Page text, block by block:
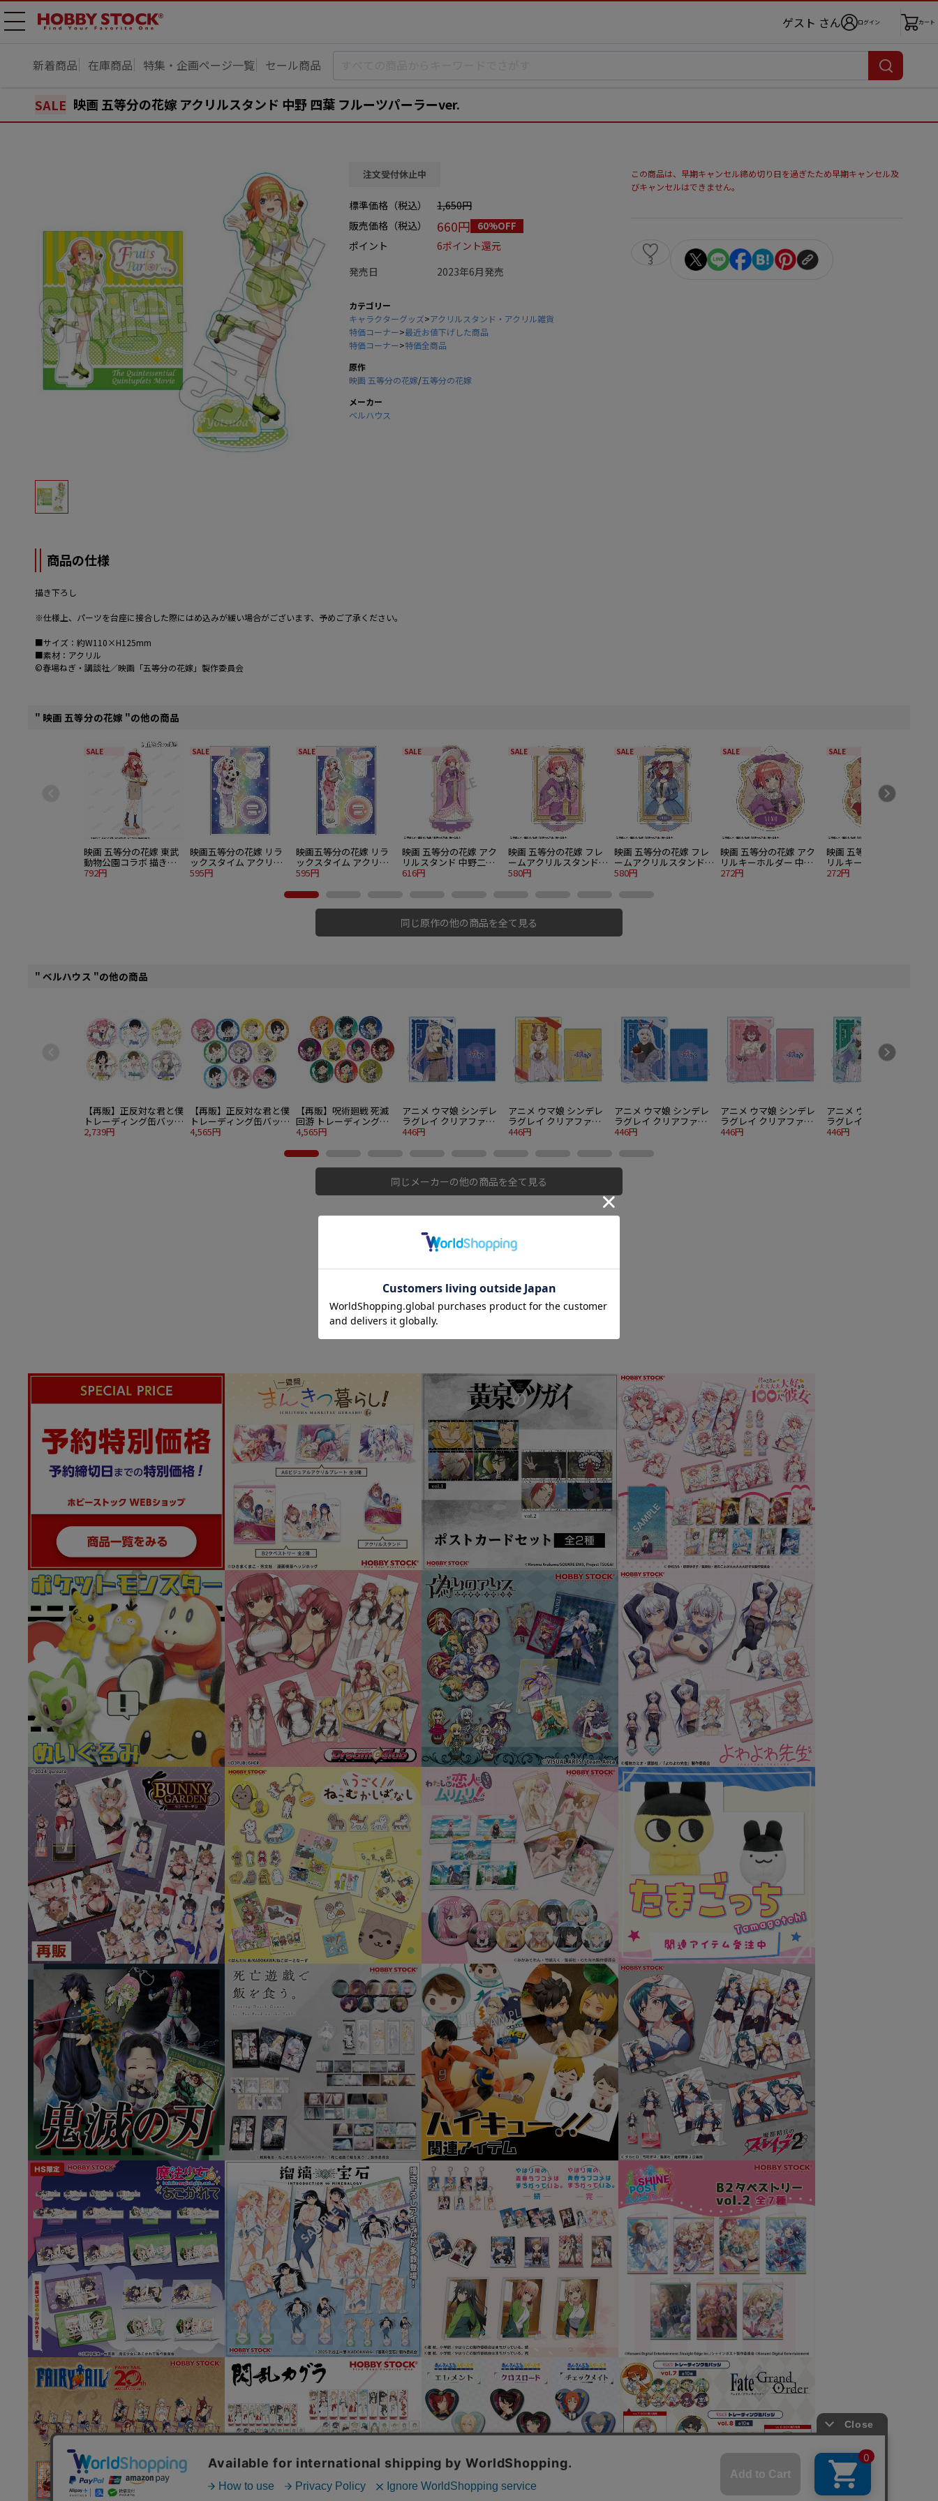
メニ
ゲスト さん ログイン カート
新着商品 在庫商品 特集・企画ページ一覧 セール商品
SALE 映画 五等分の花嫁 アクリルスタンド 中野 四葉 フルーツパーラーver.
注文受付休止中
標準価格（税込）
1,650円
販売価格（税込）
660円 60%OFF
ポイント
6ポイント還元
発売日
2023年6月発売
カテゴリー
キャラクターグッズ>アクリルスタンド・アクリル雑貨
特価コーナー>最近お値下げした商品
特価コーナー>特価全商品
原作
映画 五等分の花嫁/五等分の花嫁
メーカー
ベルハウス
この商品は、早期キャンセル締め切り日を過ぎたため早期キャンセル及
びキャンセルはできません。
3
商品の仕様
描き下ろし
※仕様上、パーツを台座に接合した際にはめ込みが緩い場合がございます、予めご了承ください。
■サイズ：約W110×H125mm
■素材：アクリル
©春場ねぎ・講談社／映画「五等分の花嫁」製作委員会
" 映画 五等分の花嫁 "の他の商品
SALE
映画 五等分の花嫁 東武
動物公園コラボ 描き下
ろし イラスト 中野五月
792円
SALE
映画五等分の花嫁 リラ
ックスタイム アクリル
スタンドJr. 中野二乃
595円
SALE
映画五等分の花嫁 リラ
ックスタイム アクリル
スタンドJr. 中野五月
595円
SALE
映画 五等分の花嫁 アク
リルスタンド 中野二乃
アールヌーヴォー
616円
SALE
映画 五等分の花嫁 フレ
ームアクリルスタンド
中野二乃 アールヌーヴ
580円
SALE
映画 五等分の花嫁 フレ
ームアクリルスタンド
中野三玖 アールヌーヴ
580円
SALE
映画 五等分の花嫁 アク
リルキーホルダー 中野
二乃 アールヌーヴォー
272円
SALE
映画 五等分の花嫁 アク
リルキーホルダー 中野
五月 アールヌーヴォー
272円
同じ原作の他の商品を全て見る
" ベルハウス "の他の商品
【再販】正反対な君と僕
トレーディング缶バッジ
6個入り1BOX
2,739円
【再販】正反対な君と僕
トレーディング缶バッジ
ぎゅぎゅっと 10個入り
4,565円
【再販】呪術廻戦 死滅
回游 トレーディング缶
バッジ ぎゅぎゅっと 10
4,565円
アニメ ウマ娘 シンデレ
ラグレイ クリアファイ
ル オグリキャップ チョ
446円
アニメ ウマ娘 シンデレ
ラグレイ クリアファイ
ル ベルノライト チョコ
446円
アニメ ウマ娘 シンデレ
ラグレイ クリアファイ
ル タマモクロス チョコ
446円
アニメ ウマ娘 シンデレ
ラグレイ クリアファイ
ル サクラチヨノオー チ
446円
アニメ ウマ娘 シンデレ
ラグレイ クリアファイ
ル メジロアルダン チョ
446円
同じメーカーの他の商品を全て見る